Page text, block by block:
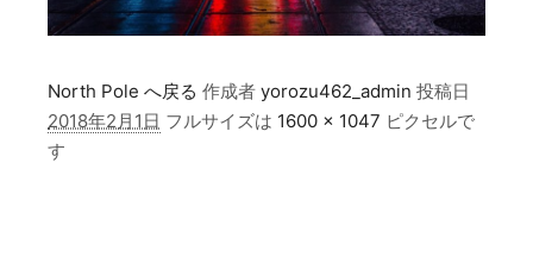
North Pole へ戻る 作成者 yorozu462_admin 投稿日
2018年2月1日 フルサイズは 1600 × 1047 ピクセルで
す